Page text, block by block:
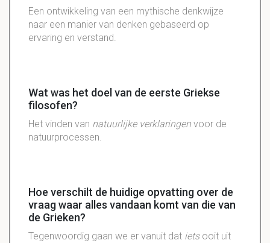
Een ontwikkeling van een mythische denkwijze
naar een manier van denken gebaseerd op
ervaring en verstand.
Wat was het doel van de eerste Griekse
filosofen?
Het vinden van natuurlijke verklaringen voor de
natuurprocessen.
Hoe verschilt de huidige opvatting over de
vraag waar alles vandaan komt van die van
de Grieken?
Tegenwoordig gaan we er vanuit dat ietsooit uit